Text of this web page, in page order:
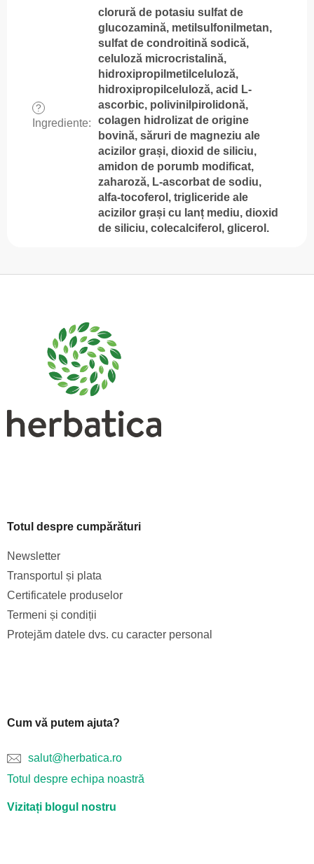
?
Ingrediente:
clorură de potasiu sulfat de
glucozamină, metilsulfonilmetan,
sulfat de condroitină sodică,
celuloză microcristalină,
hidroxipropilmetilceluloză,
hidroxipropilceluloză, acid L-
ascorbic, polivinilpirolidonă,
colagen hidrolizat de origine
bovină, săruri de magneziu ale
acizilor grași, dioxid de siliciu,
amidon de porumb modificat,
zaharoză, L-ascorbat de sodiu,
alfa-tocoferol, trigliceride ale
acizilor grași cu lanț mediu, dioxid
de siliciu, colecalciferol, glicerol.
Totul despre cumpărături
Newsletter
Transportul și plata
Certificatele produselor
Termeni și condiții
Protejăm datele dvs. cu caracter personal
Cum vă putem ajuta?
salut@herbatica.ro
Totul despre echipa noastră
Vizitați blogul nostru